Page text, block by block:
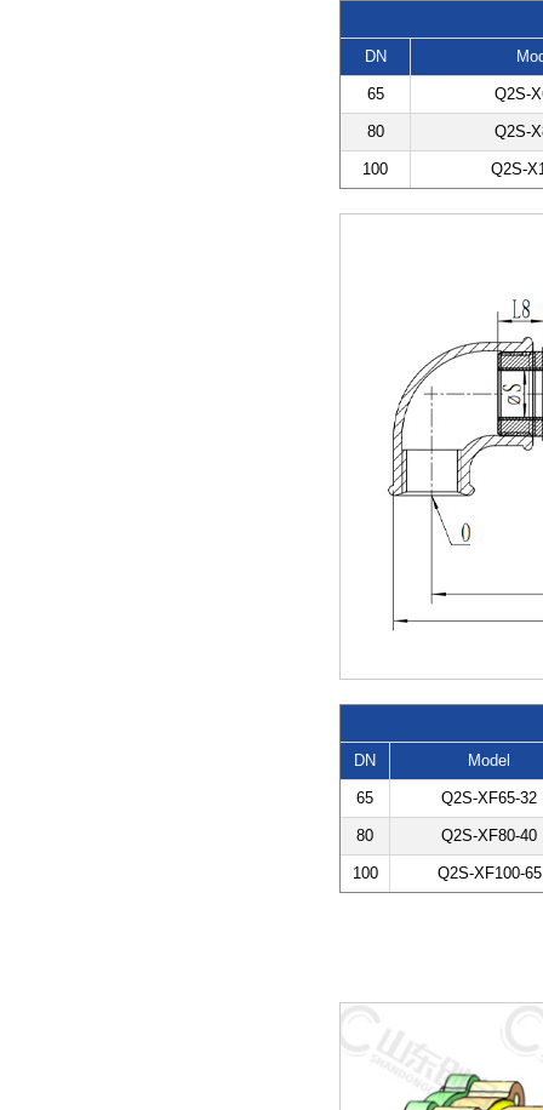
DN
65 Q2S-
80 Q2S-
100 Q2S-
DN Model
65 Q2S-XF65-32
80 Q2S-XF80-40
100 Q2S-XF100-65